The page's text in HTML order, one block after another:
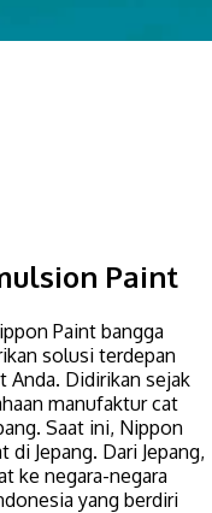
Paint
Paint bangga
solusi terdepan
Anda. Didirikan sejak
manufaktur cat
Saat ini, Nippon
Jepang. Dari Jepang,
ke negara-negara
yang berdiri